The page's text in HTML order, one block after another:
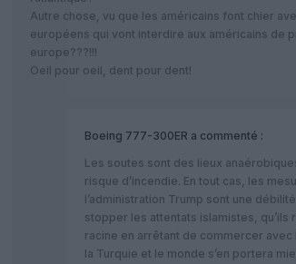
Autre chose, vu que les américains font chier
européens qui vont interdire aux américains de
europe???!!!
Oeil pour oeil, dent pour dent!
Boeing 777-300ER a commenté :
Les soutes sont des lieux
risque d’incendie. En tout cas, les
l’administration Trump sont une
stopper les attentats islamistes, qu’ils
racine en arrêtant de commercer avec
la Turquie et le monde s’en portera